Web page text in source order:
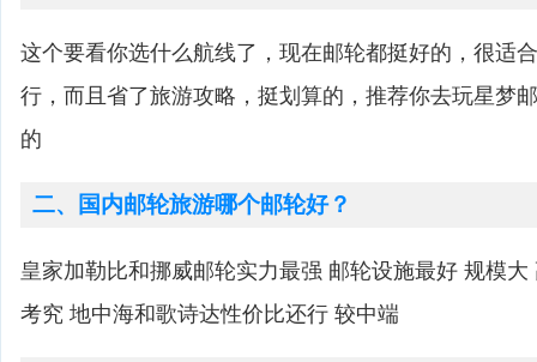
这个要看你选什么航线了，现在邮轮都挺好的，很适
行，而且省了旅游攻略，挺划算的，推荐你去玩星梦
的
二、国内邮轮旅游哪个邮轮好？
皇家加勒比和挪威邮轮实力最强 邮轮设施最好 规模
考究 地中海和歌诗达性价比还行 较中端